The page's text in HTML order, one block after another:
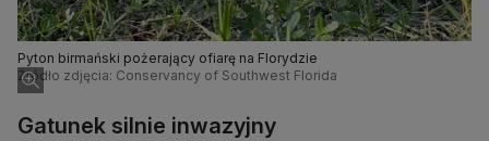
Pyton birmański pożerający ofiarę na Florydzie
Źródło zdjęcia: Conservancy of Southwest Florida
Gatunek silnie inwazyjny